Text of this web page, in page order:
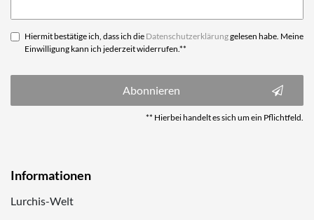
Hiermit bestätige ich, dass ich die Daten­schutz­erklärunggelesen habe. Meine
Einwilligung kann ich jederzeit widerrufen.**
Abonnieren
** Hierbei handelt es sich um ein Pflichtfeld.
Informationen
Lurchis-Welt